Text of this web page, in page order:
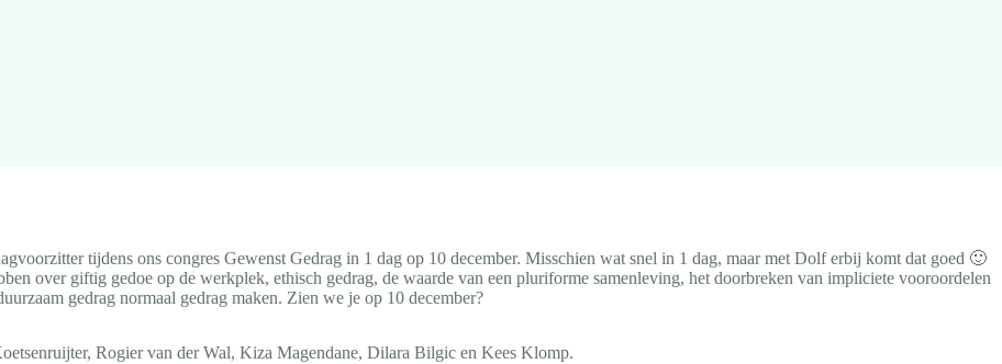
tijdens ons congres Gewenst Gedrag in 1 dag op 10 december. Misschien wat snel in 1 dag, maar met Dolf erbij komt dat goed 🙂
over giftig gedoe op de werkplek, ethisch gedrag, de waarde van een pluriforme samenleving, het doorbreken van impliciete vooroordelen
gedrag normaal gedrag maken. Zien we je op 10 december?
Rogier van der Wal, Kiza Magendane, Dilara Bilgic en Kees Klomp.